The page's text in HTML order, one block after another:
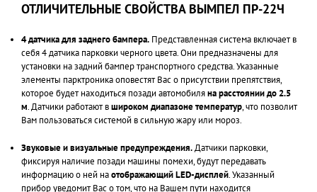
ОТЛИЧИТЕЛЬНЫЕ СВОЙСТВА ВЫМПЕЛ ПР-22Ч
4 датчика для заднего бампера. Представленная система включает в
себя 4 датчика парковки черного цвета. Они предназначены для
установки на задний бампер транспортного средства. Указанные
элементы парктроника оповестят Вас о присутствии препятствия,
которое будет находиться позади автомобиляна расстоянии до 2.5
м. Датчики работают вшироком диапазоне температур, что позволит
Вам пользоваться системой в сильную жару или мороз.
Звуковые и визуальные предупреждения.Датчики парковки,
фиксируя наличие позади машины помехи, будут передавать
информацию о ней наотображающий LED-дисплей. Указанный
прибор уведомит Вас о том, что на Вашем пути находится